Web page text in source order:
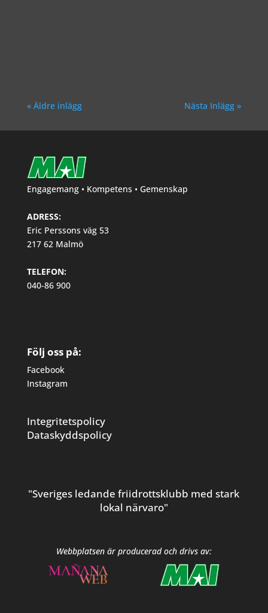
« Äldre inlägg Nästa Inlägg »
Engagemang • Kompetens • Gemenskap
ADRESS:
Eric Perssons väg 53
217 62 Malmö
TELEFON:
040-86 900
Följ oss på:
Facebook
Instagram
Integritetspolicy
Dataskyddspolicy
"Sveriges ledande friidrottsklubb med stark
lokal närvaro"
Webbplatsen är producerad och drivs av: